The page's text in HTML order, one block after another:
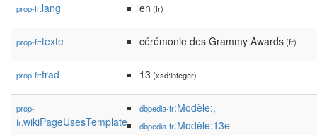
prop-fr:lang en (fr)
prop-fr:texte cérémonie des Grammy Awards(fr)
prop-fr:trad 13 (xsd:integer)
prop-
fr:wikiPageUsesTemplate
dbpedia-fr:Modèle:,
dbpedia-fr:Modèle:13e